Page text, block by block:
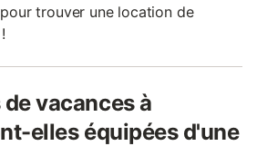
trouver une location de
vacances à
elles équipées d'une